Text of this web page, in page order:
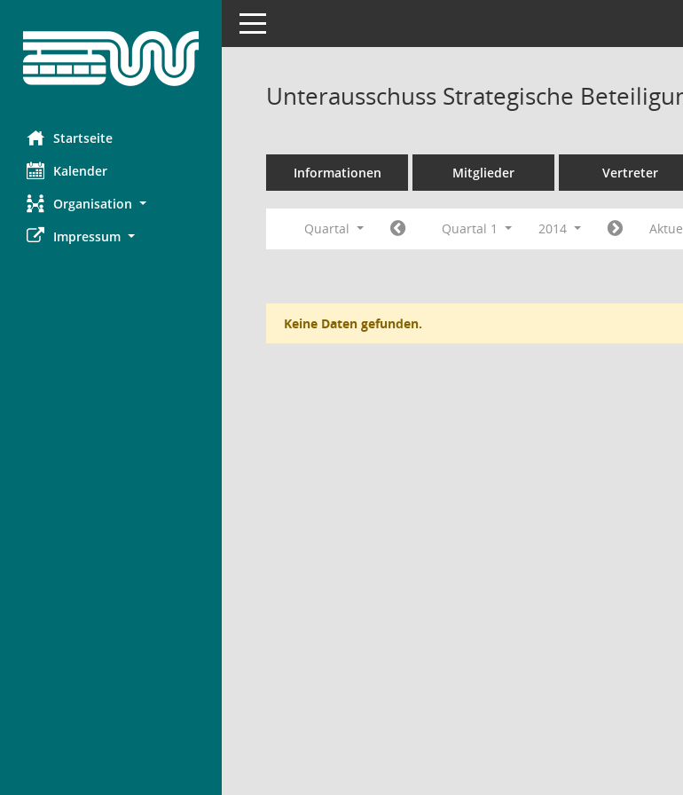
Startseite
Kalender
Organisation
Impressum
Toggle navigation
Unterausschuss Strategische
Informationen Mitglieder Vertreter
Quartal Quartal 1 2014
Keine Daten gefunden.